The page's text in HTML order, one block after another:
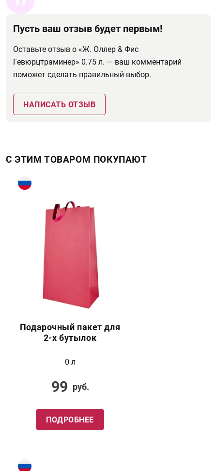
Пусть ваш отзыв будет первым!
Оставьте отзыв о «Ж. Оллер & Фис
Гевюрцтраминер» 0.75 л. — ваш комментарий
поможет сделать правильный выбор.
НАПИСАТЬ ОТЗЫВ
С ЭТИМ ТОВАРОМ ПОКУПАЮТ
Подарочный пакет для
2-х бутылок
0 л
99 руб.
ПОДРОБНЕЕ